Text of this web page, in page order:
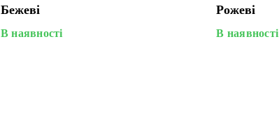
Бежеві
В наявності
Рожеві
В наявності